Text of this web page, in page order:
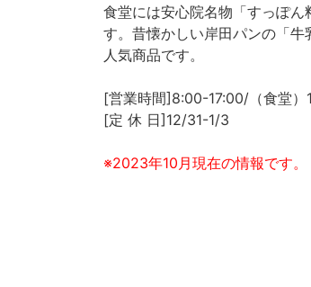
食堂には安心院名物「すっぽん
す。昔懐かしい岸田パンの「
人気商品です。
[営業時間]8:00-17:00/（食堂
[定 休 日]12/31-1/3
※2023年10月現在の情報です。